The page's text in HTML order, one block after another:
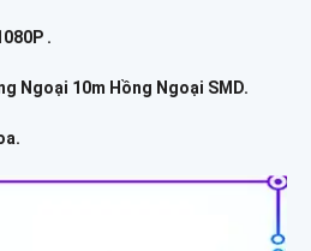
.
Ngoại 10m Hồng Ngoại SMD.